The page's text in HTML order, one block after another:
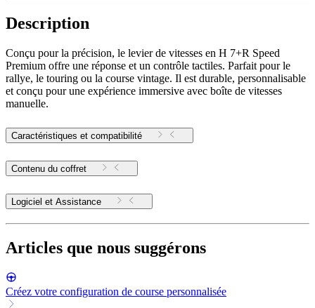
Description
Conçu pour la précision, le levier de vitesses en H 7+R Speed
Premium offre une réponse et un contrôle tactiles. Parfait pour le
rallye, le touring ou la course vintage. Il est durable, personnalisable
et conçu pour une expérience immersive avec boîte de vitesses
manuelle.
Caractéristiques et compatibilité
Contenu du coffret
Logiciel et Assistance
Articles que nous suggérons
Créez votre configuration de course personnalisée